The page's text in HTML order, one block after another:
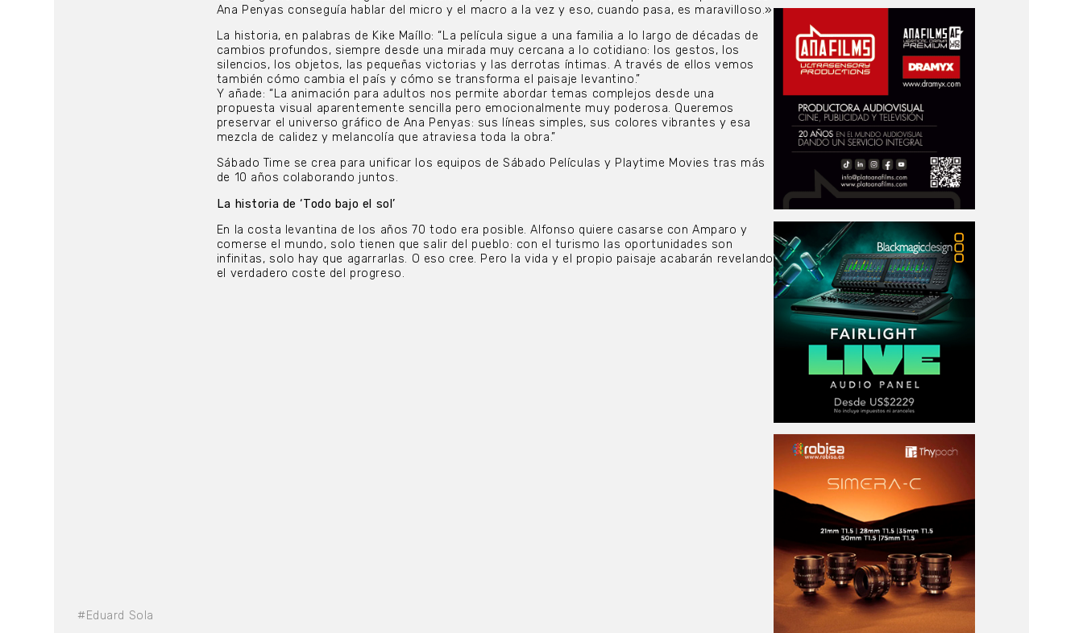
#Eduard Sola
Ana Penyas conseguía hablar del micro y el macro a la vez y eso, cuando pasa, es maravilloso.»
La historia, en palabras de Kike Maíllo: “La película sigue a una familia a lo largo de décadas de
cambios profundos, siempre desde una mirada muy cercana a lo cotidiano: los gestos, los
silencios, los objetos, las pequeñas victorias y las derrotas íntimas. A través de ellos vemos
también cómo cambia el país y cómo se transforma el paisaje levantino.”
Y añade: “La animación para adultos nos permite abordar temas complejos desde una
propuesta visual aparentemente sencilla pero emocionalmente muy poderosa. Queremos
preservar el universo gráfico de Ana Penyas: sus líneas simples, sus colores vibrantes y esa
mezcla de calidez y melancolía que atraviesa toda la obra.”
Sábado Time se crea para unificar los equipos de Sábado Películas y Playtime Movies tras más
de 10 años colaborando juntos.
La historia de ‘Todo bajo el sol’
En la costa levantina de los años 70 todo era posible. Alfonso quiere casarse con Amparo y
comerse el mundo, solo tienen que salir del pueblo: con el turismo las oportunidades son
infinitas, solo hay que agarrarlas. O eso cree. Pero la vida y el propio paisaje acabarán revelando
el verdadero coste del progreso.